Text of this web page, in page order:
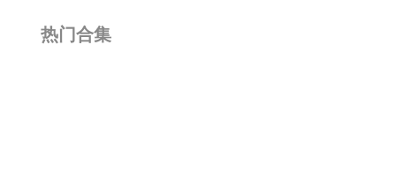
热门合集